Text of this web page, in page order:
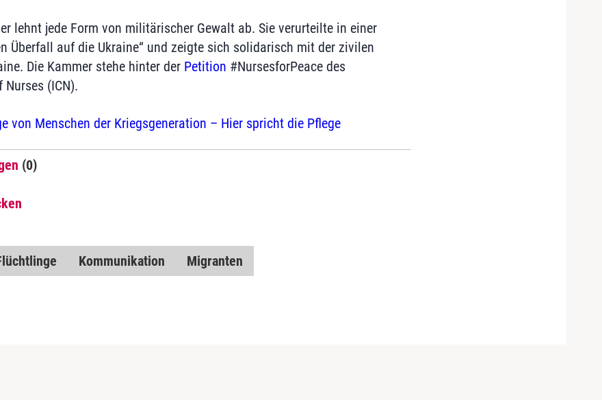
lehnt jede Form von militärischer Gewalt ab. Sie verurteilte in einer
Überfall auf die Ukraine“ und zeigte sich solidarisch mit der zivilen
Die Kammer stehe hinter der Petition #NursesforPeace des
(ICN).
von Menschen der Kriegsgeneration – Hier spricht die Pflege
(0)
Kommunikation Migranten